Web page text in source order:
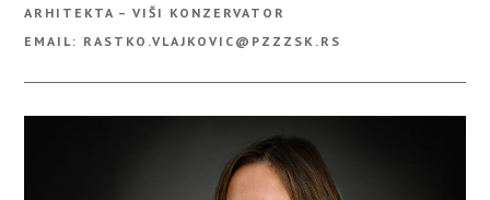
ARHITEKTA – VIŠI KONZERVATOR
EMAIL: RASTKO.VLAJKOVIC@PZZZSK.RS